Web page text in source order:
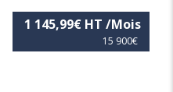
15 900€
1 145,99€ HT /Mois